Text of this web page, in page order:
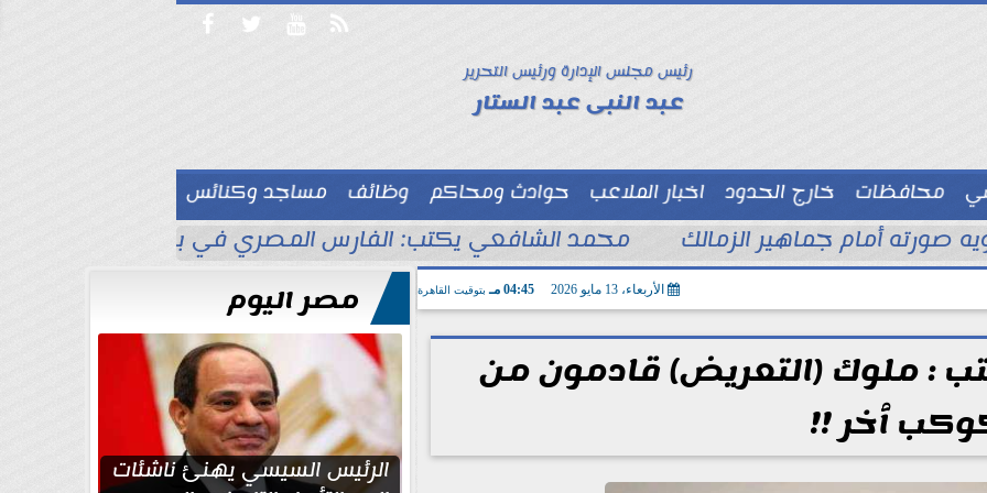
   
رئيس مجلس الإدارة ورئيس التحرير
عبد النبى عبد الستار
محافظات خارج الحدود اخبار الملاعب حوادث ومحاكم وظائف
مساجد وكنائس
توك شو  صورته أمام جماهير الزمالك محمد الشافعي يكتب: الفارس المصري في بلاد الأناضول
الأربعاء، 13 مايو 2026 04:45 مـ بتوقيت القاهرة
: ملوك (التعريض) قادمون من
ٱخر !!
مصر اليوم
الرئيس السيسي يهنئ ناشئات